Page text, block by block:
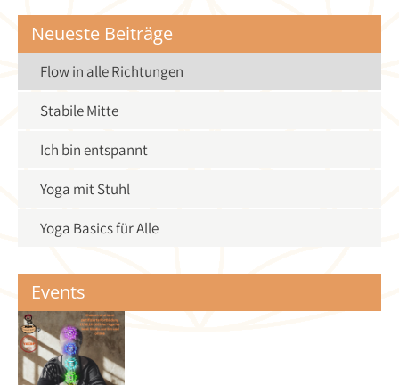
Neueste Beiträge
Flow in alle Richtungen
Stabile Mitte
Ich bin entspannt
Yoga mit Stuhl
Yoga Basics für Alle
Events